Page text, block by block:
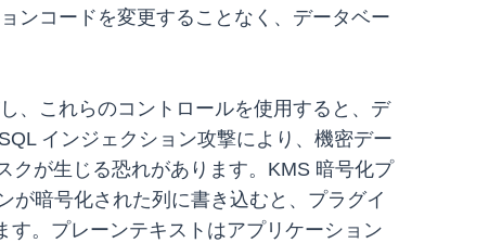
ンコードを変更することなく、データベー
、これらのコントロールを使用すると、デ
インジェクション攻撃により、機密デー
クが生じる恐れがあります。KMS 暗号化プ
が暗号化された列に書き込むと、プラグイ
。プレーンテキストはアプリケーション